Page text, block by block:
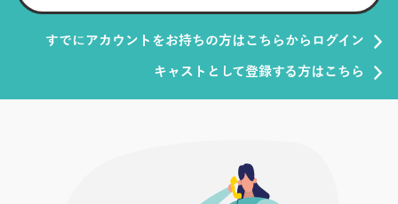
すでにアカウントをお持ちの方はこちらからログイン
キャストとして登録する方はこちら